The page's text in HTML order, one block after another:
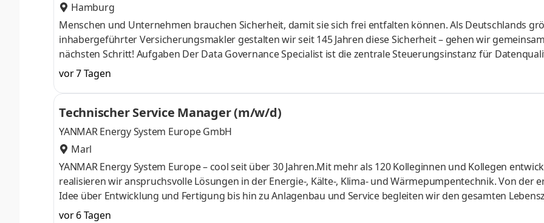
Hamburg
Menschen und Unternehmen brauchen Sicherheit, damit sie sich frei entfalten können. Als Deutschlands
inhabergeführter Versicherungsmakler gestalten wir seit 145 Jahren diese Sicherheit – gehen wir
nächsten Schritt! Aufgaben Der Data Governance Specialist ist die zentrale Steuerungsinstanz für
Funk. Die Rolle stellt sicher, dass die hinsichtlich der Datenexzellenz definierten Standards, Governance-
und Prozesse dauerhaft im operativen Betrieb verankert und weiterentwickelt werden. Sie verbindet fachliche
Steuerung mit operativer Kontrolle und ist die Schnittstelle zwischen der technischen Dateninfrastruktur (IT/
und den dezentralen Datenp
vor 7 Tagen
Technischer Service Manager (m/w/d)
YANMAR Energy System Europe GmbH
Marl
YANMAR Energy System Europe – cool seit über 30 Jahren.Mit mehr als 120 Kolleginnen und Kollegen
realisieren wir anspruchsvolle Lösungen in der Energie-, Kälte-, Klima- und Wärmepumpentechnik. Von der
Idee über Entwicklung und Fertigung bis hin zu Anlagenbau und Service begleiten wir den gesamten
unserer Lösungen. Entwicklung, Fertigung und viele weitere Leistungen erbringen wir dabei aus eigener
vor 6 Tagen